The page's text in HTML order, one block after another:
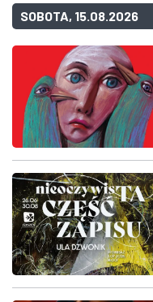
SOBOTA, 15.08.2026